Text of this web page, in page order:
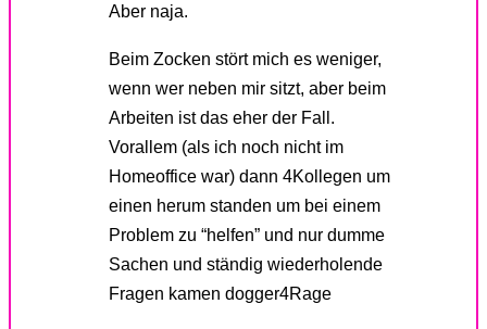
Aber naja.
Beim Zocken stört mich es weniger,
wenn wer neben mir sitzt, aber beim
Arbeiten ist das eher der Fall.
Vorallem (als ich noch nicht im
Homeoffice war) dann 4Kollegen um
einen herum standen um bei einem
Problem zu “helfen” und nur dumme
Sachen und ständig wiederholende
Fragen kamen dogger4Rage